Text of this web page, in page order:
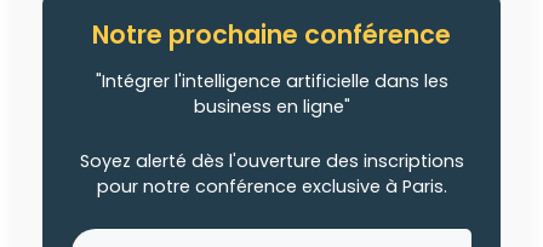
Notre prochaine conférence
"Intégrer l'intelligence artificielle dans les
business en ligne"
Soyez alerté dès l'ouverture des inscriptions
pour notre conférence exclusive à Paris.